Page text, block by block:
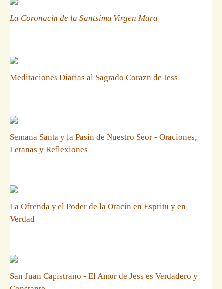
La Coronacin de la Santsima Virgen Mara
Meditaciones Diarias al Sagrado Corazn de Jess
Semana Santa y la Pasin de Nuestro Seor - Oraciones,
Letanas y Reflexiones
La Ofrenda y el Poder de la Oracin en Espritu y en
Verdad
San Juan Capistrano - El Amor de Jess es Verdadero y